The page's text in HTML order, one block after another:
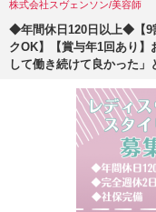
株式会社スヴェンソン/美容師
◆年間休日120日以上◆【9
クOK】【賞与年1回あり】
して働き続けて良かった」